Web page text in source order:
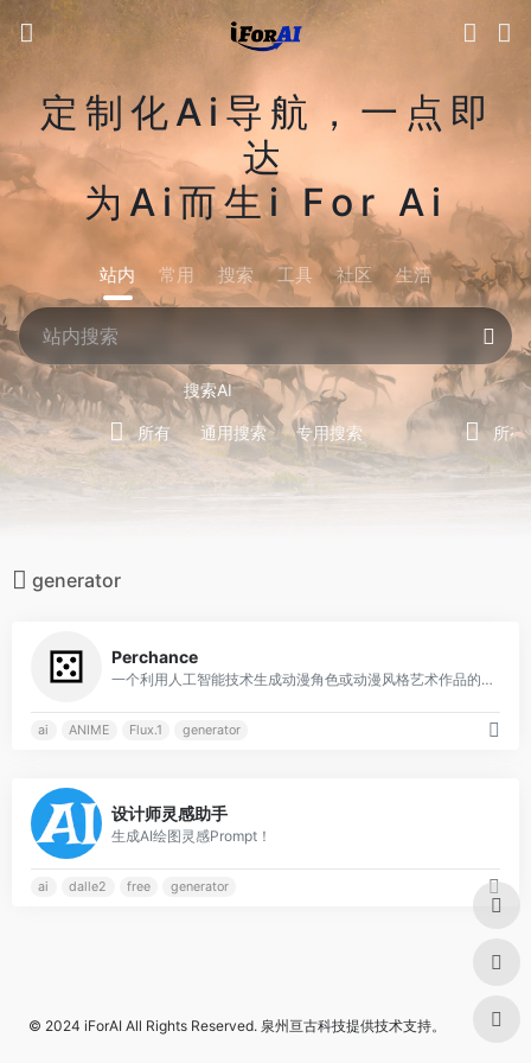
定制化Ai导航，一点即
达
为Ai而生i For Ai
站内 常用 搜索 工具 社区 生活
搜索AI
所有 通用搜索 专用搜索 所有
generator
Perchance
一个利用人工智能技术生成动漫角色或动漫风格艺术作品的工具
ai ANIME Flux.1 generator
设计师灵感助手
生成AI绘图灵感Prompt！
ai dalle2 free generator
© 2024 iForAI All Rights Reserved. 泉州亘古科技提供技术支持。